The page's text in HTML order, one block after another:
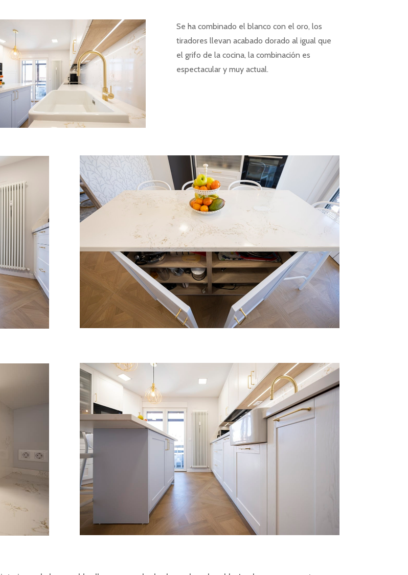
Se ha combinado el blanco con el oro, los
tiradores llevan acabado dorado al igual que
el grifo de la cocina, la combinación es
espectacular y muy actual.